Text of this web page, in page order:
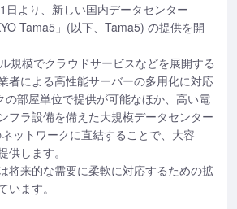
日より、新しい国内データセンター
Tama5」(以下、Tama5) の提供を開
規模でクラウドサービスなどを展開する
者による高性能サーバーの多用化に対応
の部屋単位で提供が可能なほか、高い電
フラ設備を備えた大規模データセンター
ットワークに直結することで、大容
供します。
将来的な需要に柔軟に対応するための拡
います。